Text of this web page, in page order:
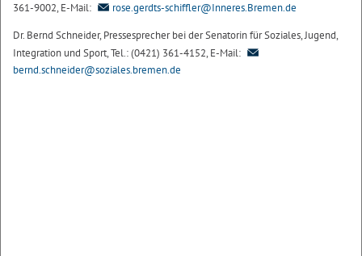
361-9002, E-Mail:
rose.gerdts-schiffler@Inneres.Bremen.de
Dr. Bernd Schneider, Pressesprecher bei der Senatorin für Soziales, Jugend,
Integration und Sport, Tel.: (0421) 361-4152, E-Mail:
bernd.schneider@soziales.bremen.de